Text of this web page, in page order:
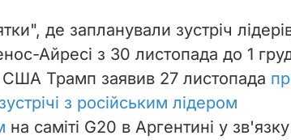
де запланували зустріч
Айресі з 30 листопада до 1
Трамп заявив 27 листопада
з російським лідером
на саміті G20 в Аргентині у